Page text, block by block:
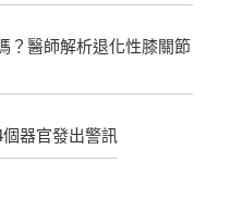
？醫師解析退化性膝關節
器官發出警訊